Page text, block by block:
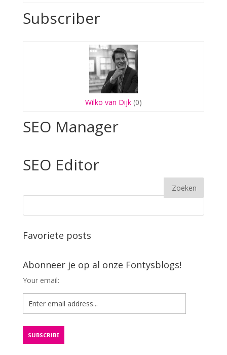
Subscriber
Wilko van Dijk(0)
SEO Manager
SEO Editor
Favoriete posts
Abonneer je op al onze Fontysblogs!
Your email: